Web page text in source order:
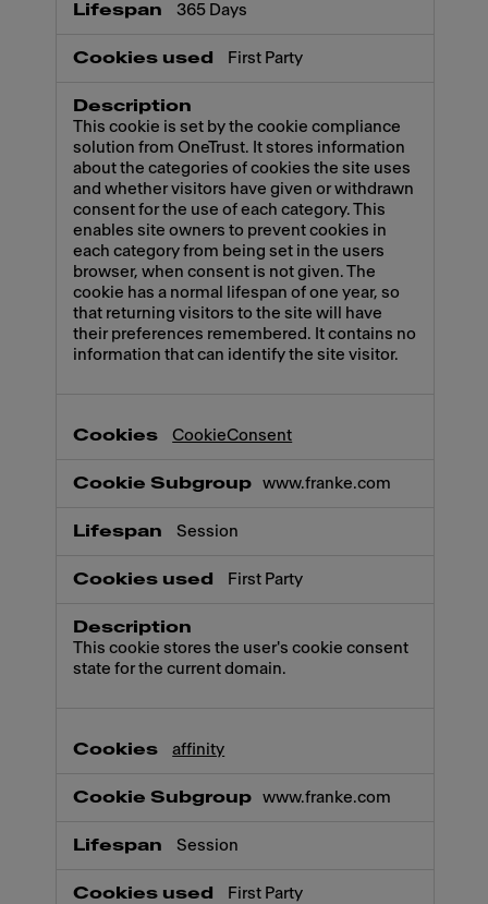
365 Days
First Party
This cookie is set by the cookie compliance
solution from OneTrust. It stores information
about the categories of cookies the site uses
and whether visitors have given or withdrawn
consent for the use of each category. This
enables site owners to prevent cookies in
each category from being set in the users
browser, when consent is not given. The
cookie has a normal lifespan of one year, so
that returning visitors to the site will have
their preferences remembered. It contains no
information that can identify the site visitor.
CookieConsent
www.franke.com
Session
First Party
This cookie stores the user's cookie consent
state for the current domain.
affinity
www.franke.com
Session
First Party